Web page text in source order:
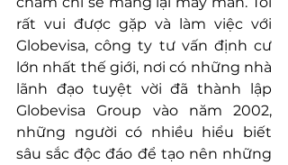
rất vui được gặp và làm việc với
Globevisa, công ty tư vấn định cư
lớn nhất thế giới, nơi có những nhà
lãnh đạo tuyệt vời đã thành lập
Globevisa Group vào năm 2002,
những người có nhiều hiểu biết
sâu sắc độc đáo để tạo nên những